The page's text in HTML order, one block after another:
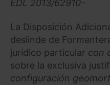
EDL 2013/62910-
La Disposición
deslinde de
jurídico particular con
sobre la exclusiva
configuración